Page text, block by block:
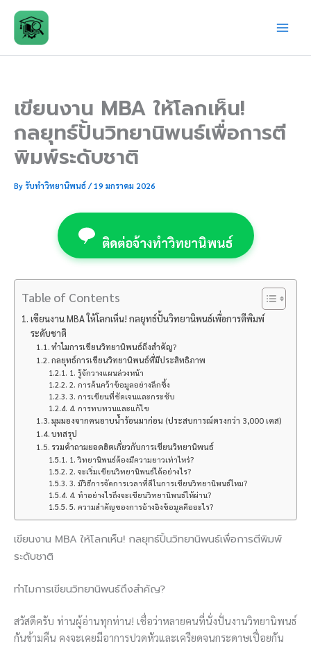
content
เขียนงาน MBA ให้โลกเห็น!
กลยุทธ์ปั้นวิทยานิพนธ์เพื่อการตี
พิมพ์ระดับชาติ
Byรับทำวิทยานิพนธ์/19 มกราคม 2026
ติดต่อจ้างทำวิทยานิพนธ์
Table of Contents
เขียนงาน MBA ให้โลกเห็น! กลยุทธ์ปั้นวิทยานิพนธ์เพื่อการตีพิมพ์
ระดับชาติ
ทำไมการเขียนวิทยานิพนธ์ถึงสำคัญ?
กลยุทธ์การเขียนวิทยานิพนธ์ที่มีประสิทธิภาพ
1. รู้จักวางแผนล่วงหน้า
2. การค้นคว้าข้อมูลอย่างลึกซึ้ง
3. การเขียนที่ชัดเจนและกระชับ
4. การทบทวนและแก้ไข
มุมมองจากคนอาบน้ำร้อนมาก่อน (ประสบการณ์ตรงกว่า 3,000 เคส)
บทสรุป
รวมคำถามยอดฮิตเกี่ยวกับการเขียนวิทยานิพนธ์
1. วิทยานิพนธ์ต้องมีความยาวเท่าไหร่?
2. จะเริ่มเขียนวิทยานิพนธ์ได้อย่างไร?
3. มีวิธีการจัดการเวลาที่ดีในการเขียนวิทยานิพนธ์ไหม?
4. ทำอย่างไรถึงจะเขียนวิทยานิพนธ์ให้ผ่าน?
5. ความสำคัญของการอ้างอิงข้อมูลคืออะไร?
เขียนงาน MBA ให้โลกเห็น! กลยุทธ์ปั้นวิทยานิพนธ์เพื่อการตีพิมพ์
ระดับชาติ
ทำไมการเขียนวิทยานิพนธ์ถึงสำคัญ?
สวัสดีครับ ท่านผู้อ่านทุกท่าน! เชื่อว่าหลายคนที่นั่งปั่นงานวิทยานิพนธ์
กันข้ามคืน คงจะเคยมีอาการปวดหัวและเครียดจนกระดาษเปื่อยกัน